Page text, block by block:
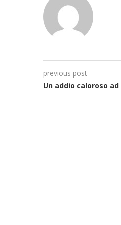
previous post
Un addio caloroso